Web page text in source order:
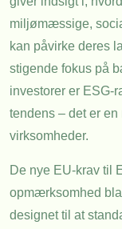
miljømæssige,
kan påvirke deres
stigende fokus på
investorer er ESG-
tendens – det er
virksomheder.
De nye EU-krav til
opmærksomhed
designet til at